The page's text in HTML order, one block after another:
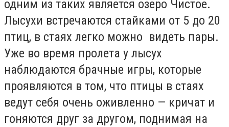
одним из таких является озеро Чистое.
Лысухи встречаются стайками от 5 до 20
птиц, в стаях легко можно видеть пары.
Уже во время пролета у лысух
наблюдаются брачные игры, которые
проявляются в том, что птицы в стаях
ведут себя очень оживленно — кричат и
гоняются друг за другом, поднимая на